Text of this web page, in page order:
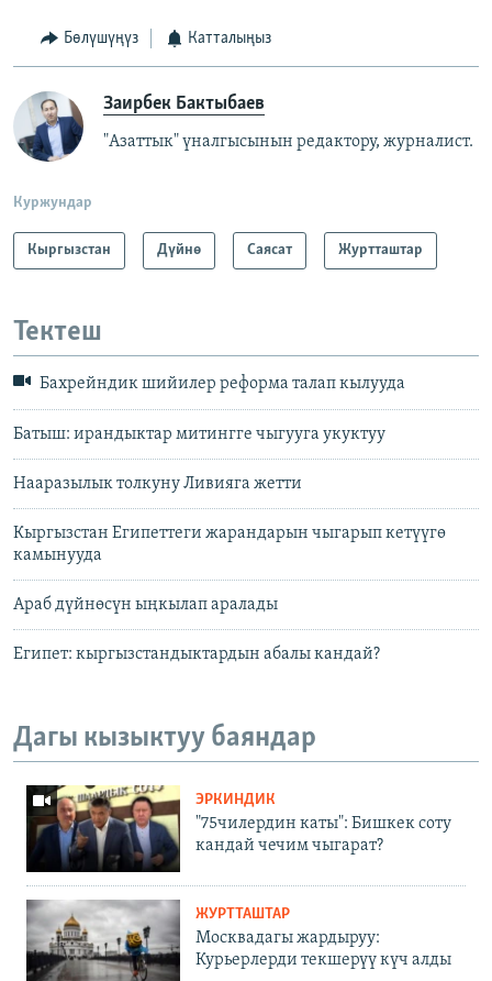
Бөлүшүңүз Катталыңыз
Заирбек Бактыбаев
"Азаттык" үналгысынын редактору, журналист.
Куржундар
Кыргызстан Дүйнө Саясат Журтташтар
Тектеш
Бахрейндик шийилер реформа талап кылууда
Батыш: ирандыктар митингге чыгууга укуктуу
Нааразылык толкуну Ливияга жетти
Кыргызстан Египеттеги жарандарын чыгарып кетүүгө
камынууда
Араб дүйнөсүн ыңкылап аралады
Египет: кыргызстандыктардын абалы кандай?
Дагы кызыктуу баяндар
ЭРКИНДИК
"75чилердин каты": Бишкек соту
кандай чечим чыгарат?
ЖУРТТАШТАР
Москвадагы жардыруу:
Курьерлерди текшерүү күч алды